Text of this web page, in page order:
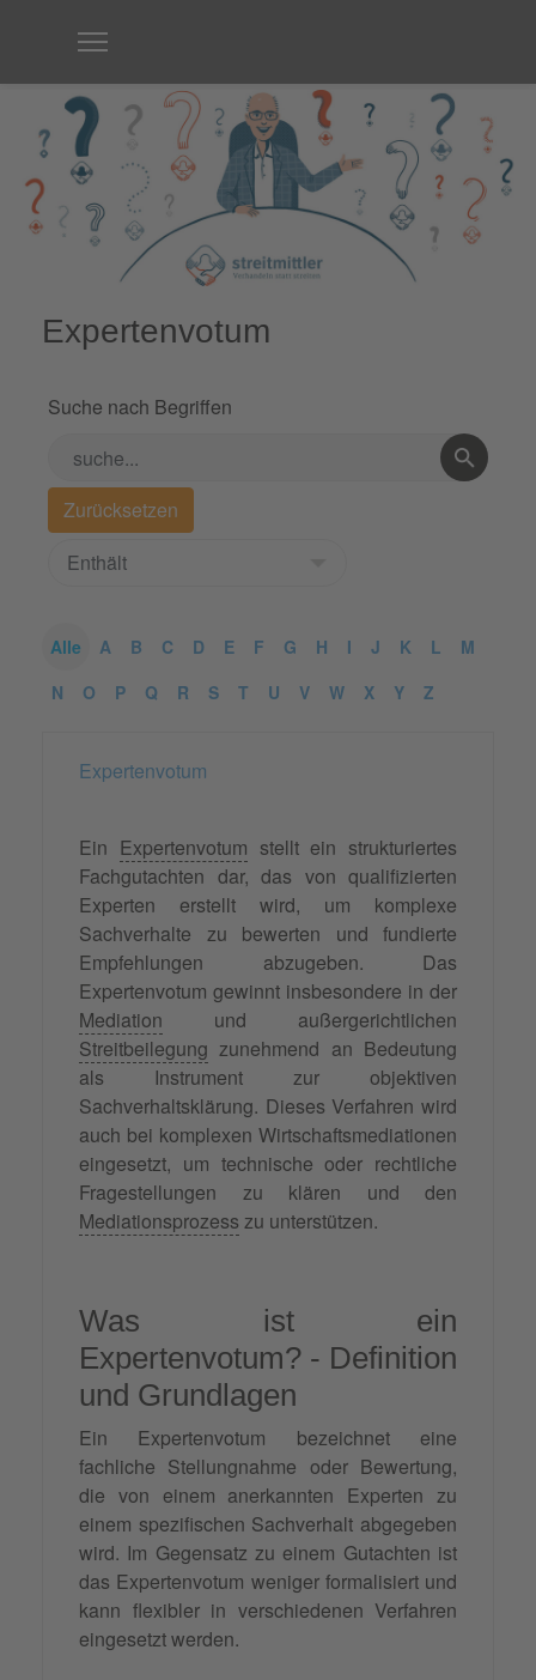
Expertenvotum
Suche nach Begriffen
Alle A B C D E F G H I J K L
M
N
O P Q R S T U V W X Y Z
Expertenvotum
Ein Expertenvotum stellt ein strukturiertes
Fachgutachten dar, das von qualifizierten
Experten erstellt wird, um komplexe
Sachverhalte zu bewerten und fundierte
Empfehlungen abzugeben. Das
Expertenvotum gewinnt insbesondere in der
Mediation und außergerichtlichen
Streitbeilegung zunehmend an Bedeutung
als Instrument zur objektiven
Sachverhaltsklärung. Dieses Verfahren wird
auch bei komplexen Wirtschaftsmediationen
eingesetzt, um technische oder rechtliche
Fragestellungen zu klären und den
Mediationsprozess zu unterstützen.
Was ist ein
Expertenvotum? - Definition
und Grundlagen
Ein Expertenvotum bezeichnet eine
fachliche Stellungnahme oder Bewertung,
die von einem anerkannten Experten zu
einem spezifischen Sachverhalt abgegeben
wird. Im Gegensatz zu einem Gutachten ist
das Expertenvotum weniger formalisiert und
kann flexibler in verschiedenen Verfahren
eingesetzt werden.